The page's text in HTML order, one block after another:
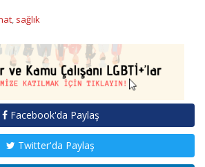
, sağlık
Facebook'da Paylaş
Twitter'da Paylaş